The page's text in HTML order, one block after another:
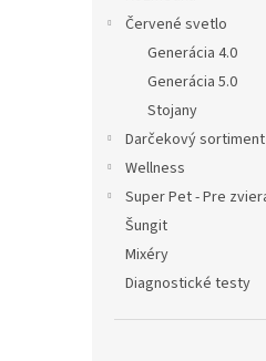
Červené svetlo
Generácia 4.0
Generácia 5.0
Stojany
Darčekový sortiment
Wellness
Super Pet - Pre
Šungit
Mixéry
Diagnostické testy